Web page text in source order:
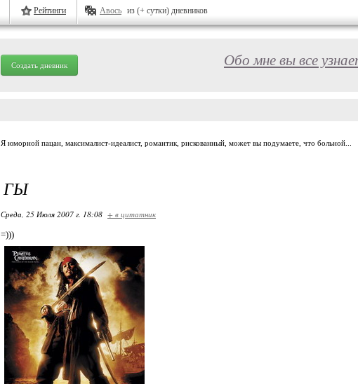
Рейтинги Авось из (+ сутки) дневников
Создать дневник Обо мне вы все
Я юморной пацан, максималист-идеалист, романтик, рискованный, может вы подумаете, что больной...
ГЫ
Среда, 25 Июля 2007 г. 18:08 + в цитатник
=)))